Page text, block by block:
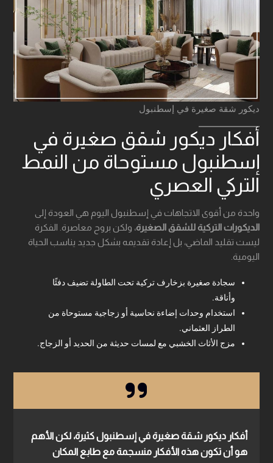
ديكور شقة صغيرة في إسطنبول
أفكار ديكور شقق صغيرة في
إسطنبول مستوحاة من النمط
التركي العصري
واحدة من أقوى الاتجاهات في إسطنبول اليوم هي العودة إلى
الديكورات التركية للشقق الصغيرة، ولكن بروح معاصرة. الفكرة
ليست تقليد الماضي، بل إعادة تقديمه بشكل جديد يناسب الحياة
اليومية.
سجادة صغيرة بزخارف تركية تحت الطاولة تضيف دفئًا
وأناقة.
استخدام وحدات إضاءة نحاسية أو زجاجية مستوحاة من
الطراز العثماني.
مزج الأثاث الخشبي مع لمسات حديثة من الحديد أو الزجاج.
أفكار ديكور شقة صغيرة في إسطنبولكثيرة، لكن الأهم
هو أن تكون هذه الأفكار منسجمة مع طابع المكان